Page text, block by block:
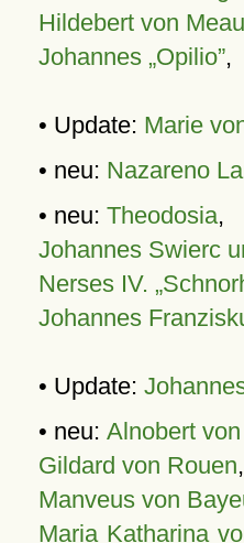
Hildebert von
Johannes „Opilio”,
• Update: Marie
• neu: Nazareno
• neu: Theodosia,
Johannes Swierc
Nerses IV.
Johannes
• Update:
• neu: Alnobert
Gildard von Rouen,
Manveus von
Maria Katharina